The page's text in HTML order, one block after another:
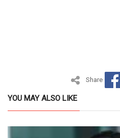
Share
YOU MAY ALSO LIKE